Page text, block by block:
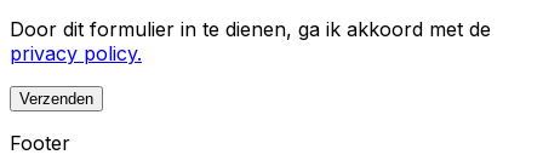
Door dit formulier in te dienen, ga ik akkoord met de
privacy policy.
Verzenden
Footer